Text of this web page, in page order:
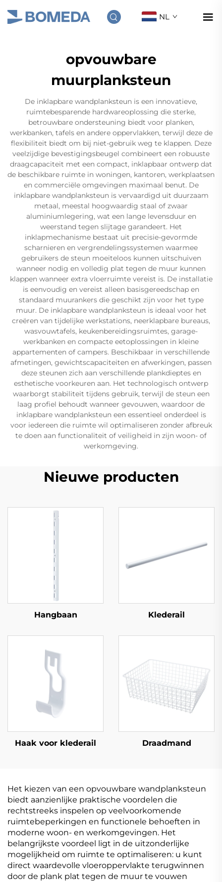
NL
opvouwbare
muurplanksteun
De inklapbare wandplanksteun is een innovatieve,
ruimtebesparende hardwareoplossing die sterke,
betrouwbare ondersteuning biedt voor planken,
werkbanken, tafels en andere oppervlakken, terwijl deze de
flexibiliteit biedt om bij niet-gebruik weg te klappen. Deze
veelzijdige bevestigingsbeugel combineert een robuuste
draagcapaciteit met een compact, inklapbaar ontwerp dat
de beschikbare ruimte in woningen, kantoren, werkplaatsen
en commerciële omgevingen maximaal benut. De
inklapbare wandplanksteun is vervaardigd uit duurzaam
metaal, meestal hoogwaardig staal of zwaar
aluminiumlegering, wat een lange levensduur en
weerstand tegen slijtage garandeert. Het
inklapmechanisme bestaat uit precisie-gevormde
scharnieren en vergrendelingssystemen waarmee
gebruikers de steun moeiteloos kunnen uitschuiven
wanneer nodig en volledig plat tegen de muur kunnen
klappen wanneer extra vloerruimte vereist is. De installatie
is eenvoudig en vereist alleen basisgereedschap en
standaard muurankers die geschikt zijn voor het type
muur. De inklapbare wandplanksteun is ideaal voor het
creëren van tijdelijke werkstations, neerklapbare bureaus,
wasvouwtafels, keukenbereidingsruimtes, garage-
werkbanken en compacte eetoplossingen in kleine
appartementen of campers. Beschikbaar in verschillende
afmetingen, gewichtscapaciteiten en afwerkingen, passen
deze steunen zich aan verschillende plankdieptes en
esthetische voorkeuren aan. Het technologisch ontwerp
waarborgt stabiliteit tijdens gebruik, terwijl de steun een
laag profiel behoudt wanneer gevouwen, waardoor de
inklapbare wandplanksteun een essentieel onderdeel is
voor iedereen die ruimte wil optimaliseren zonder afbreuk
te doen aan functionaliteit of veiligheid in zijn woon- of
werkomgeving.
Nieuwe producten
Hangbaan Klederail
Haak voor klederail Draadmand
Het kiezen van een opvouwbare wandplanksteun
biedt aanzienlijke praktische voordelen die
rechtstreeks inspelen op veelvoorkomende
ruimtebeperkingen en functionele behoeften in
moderne woon- en werkomgevingen. Het
belangrijkste voordeel ligt in de uitzonderlijke
mogelijkheid om ruimte te optimaliseren: u kunt
direct waardevolle vloeroppervlakte terugwinnen
door de plank plat tegen de muur te vouwen